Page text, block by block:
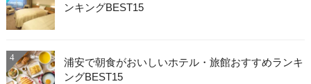
ンキングBEST15
4
浦安で朝食がおいしいホテル・旅館おすすめランキ
ングBEST15